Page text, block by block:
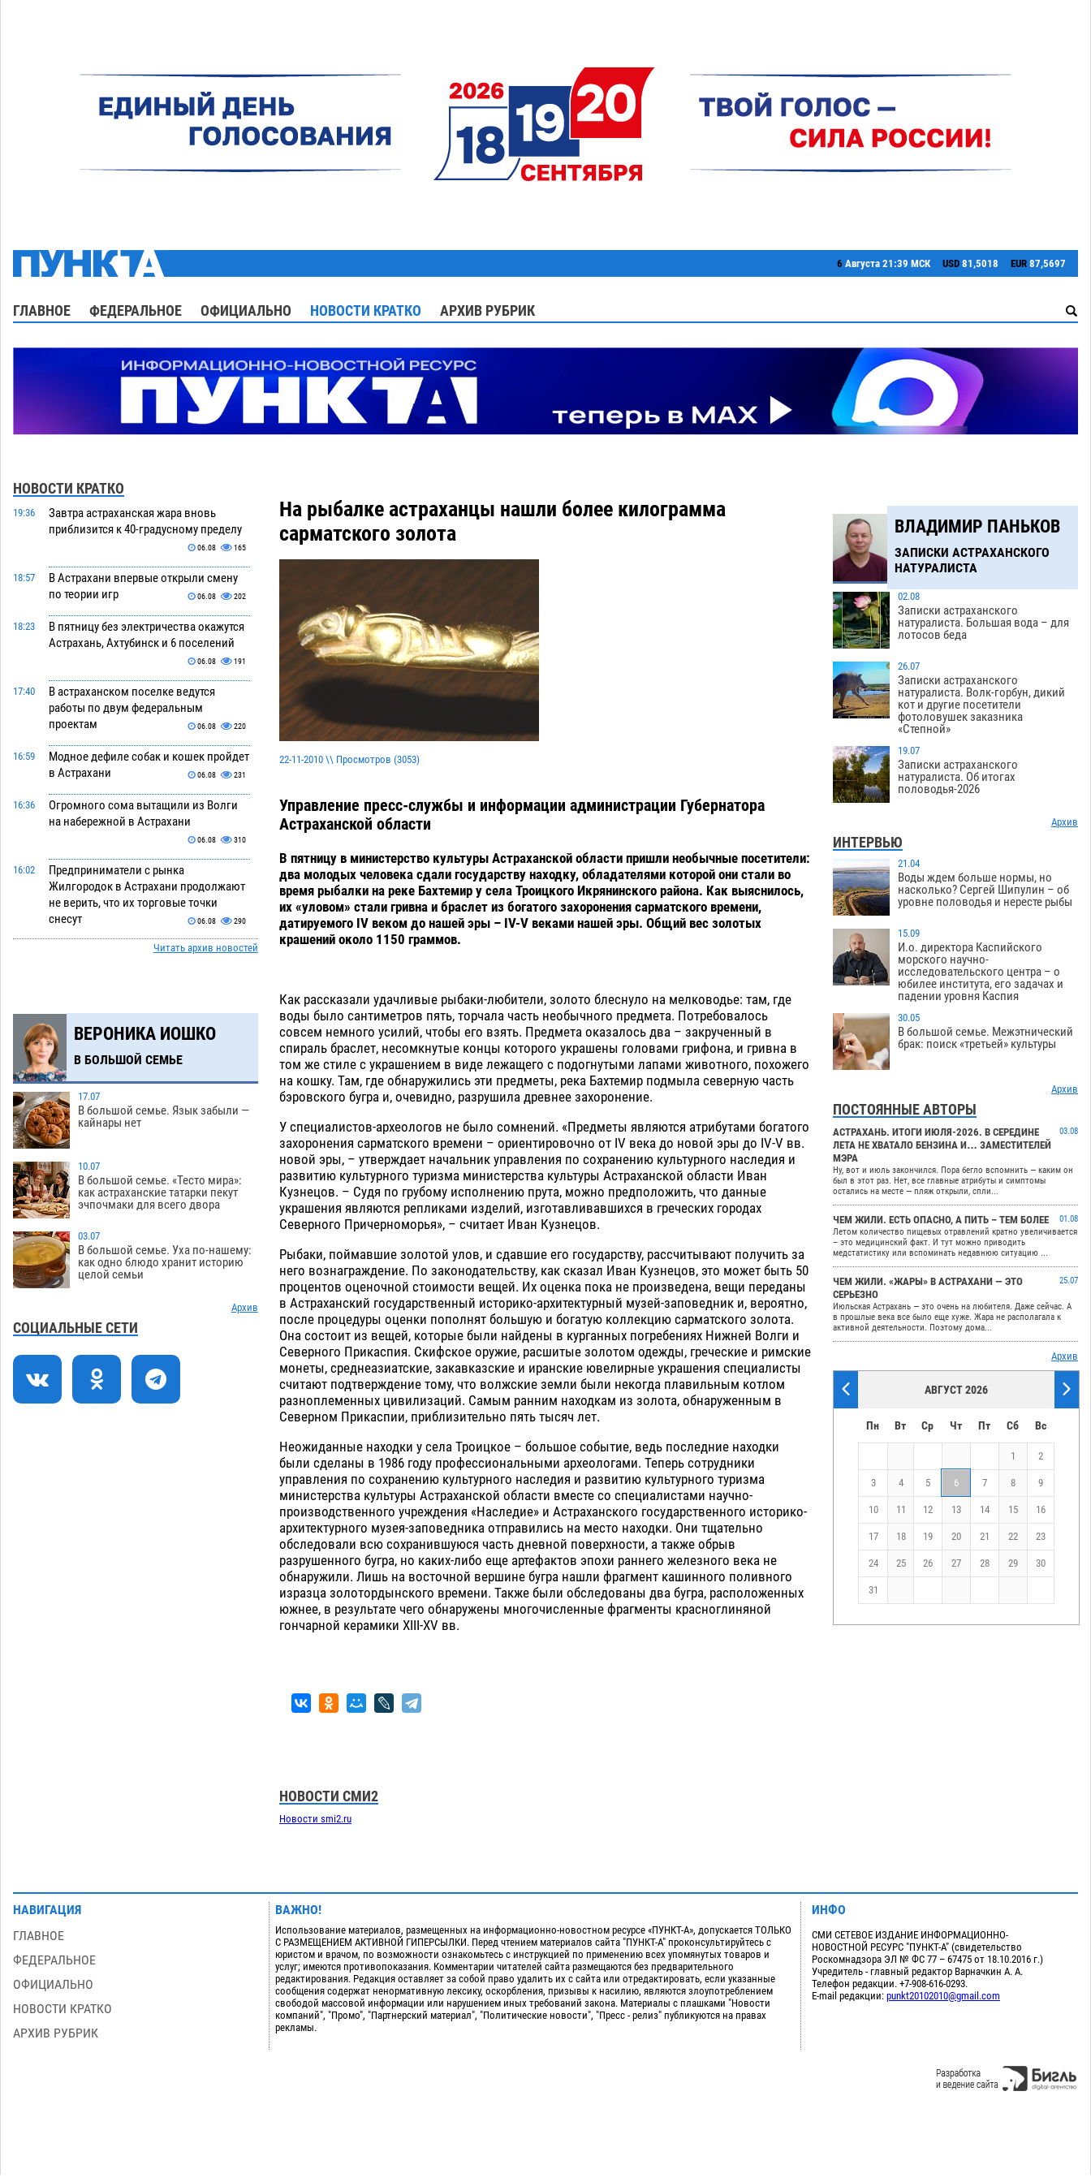
6 Августа 21:39 МСК USD 81,5018 EUR 87,5697
ГЛАВНОЕ ФЕДЕРАЛЬНОЕ ОФИЦИАЛЬНО НОВОСТИ КРАТКО АРХИВ РУБРИК
НОВОСТИ КРАТКО
19:36
Завтра астраханская жара вновь
приблизится к 40-градусному пределу
06.08 165
18:57
В Астрахани впервые открыли смену
по теории игр
06.08 202
18:23
В пятницу без электричества окажутся
Астрахань, Ахтубинск и 6 поселений
06.08 191
17:40
В астраханском поселке ведутся
работы по двум федеральным
проектам
06.08 220
16:59
Модное дефиле собак и кошек пройдет
в Астрахани
06.08 231
16:36
Огромного сома вытащили из Волги
на набережной в Астрахани
06.08 310
16:02
Предприниматели с рынка
Жилгородок в Астрахани продолжают
не верить, что их торговые точки
снесут
06.08 290
Ящерицу из астраханской пустыни
14:35
Буддийские святыни из Астрахани
выставили в музее Пушкина в Москве
13:50
Мэрия Астрахани переводит городские
зеленые зоны на автоматический
полив
06.08 226
13:13
Скончался второй ребенок после
пожара в Астрахани
12:49
Астраханские гандболисты с крупной
победы стартовали на Всероссийской
12:16
В астраханском селе невестка
изрешетила машину свекрови
11:45
Астраханские приставы выдворили 12
Шереметьево
11:08
Как астраханцы назвали своих детей в
июле
Читать архив новостей
ВЕРОНИКА ИОШКО
В БОЛЬШОЙ СЕМЬЕ
17.07
В большой семье. Язык забыли —
кайнары нет
10.07
В большой семье. «Тесто мира»:
как астраханские татарки пекут
эчпочмаки для всего двора
03.07
В большой семье. Уха по-нашему:
как одно блюдо хранит историю
целой семьи
Архив
СОЦИАЛЬНЫЕ СЕТИ
На рыбалке астраханцы нашли более килограмма
сарматского золота
22-11-2010 \\ Просмотров (3053)
Управление пресс-службы и информации администрации Губернатора
Астраханской области
В пятницу в министерство культуры Астраханской области пришли необычные посетители:
два молодых человека сдали государству находку, обладателями которой они стали во
время рыбалки на реке Бахтемир у села Троицкого Икрянинского района. Как выяснилось,
их «уловом» стали гривна и браслет из богатого захоронения сарматского времени,
датируемого IV веком до нашей эры – IV-V веками нашей эры. Общий вес золотых
крашений около 1150 граммов.
Как рассказали удачливые рыбаки-любители, золото блеснуло на мелководье: там, где
воды было сантиметров пять, торчала часть необычного предмета. Потребовалось
совсем немного усилий, чтобы его взять. Предмета оказалось два – закрученный в
спираль браслет, несомкнутые концы которого украшены головами грифона, и гривна в
том же стиле с украшением в виде лежащего с подогнутыми лапами животного, похожего
на кошку. Там, где обнаружились эти предметы, река Бахтемир подмыла северную часть
бэровского бугра и, очевидно, разрушила древнее захоронение.
У специалистов-археологов не было сомнений. «Предметы являются атрибутами богатого
захоронения сарматского времени – ориентировочно от IV века до новой эры до IV-V вв.
новой эры, – утверждает начальник управления по сохранению культурного наследия и
развитию культурного туризма министерства культуры Астраханской области Иван
Кузнецов. – Судя по грубому исполнению прута, можно предположить, что данные
украшения являются репликами изделий, изготавливавшихся в греческих городах
Северного Причерноморья», – считает Иван Кузнецов.
Рыбаки, поймавшие золотой улов, и сдавшие его государству, рассчитывают получить за
него вознаграждение. По законодательству, как сказал Иван Кузнецов, это может быть 50
процентов оценочной стоимости вещей. Их оценка пока не произведена, вещи переданы
в Астраханский государственный историко-архитектурный музей-заповедник и, вероятно,
после процедуры оценки пополнят большую и богатую коллекцию сарматского золота.
Она состоит из вещей, которые были найдены в курганных погребениях Нижней Волги и
Северного Прикаспия. Скифское оружие, расшитые золотом одежды, греческие и римские
монеты, среднеазиатские, закавказские и иранские ювелирные украшения специалисты
считают подтверждение тому, что волжские земли были некогда плавильным котлом
разноплеменных цивилизаций. Самым ранним находкам из золота, обнаруженным в
Северном Прикаспии, приблизительно пять тысяч лет.
Неожиданные находки у села Троицкое – большое событие, ведь последние находки
были сделаны в 1986 году профессиональными археологами. Теперь сотрудники
управления по сохранению культурного наследия и развитию культурного туризма
министерства культуры Астраханской области вместе со специалистами научно-
производственного учреждения «Наследие» и Астраханского государственного историко-
архитектурного музея-заповедника отправились на место находки. Они тщательно
обследовали всю сохранившуюся часть дневной поверхности, а также обрыв
разрушенного бугра, но каких-либо еще артефактов эпохи раннего железного века не
обнаружили. Лишь на восточной вершине бугра нашли фрагмент кашинного поливного
изразца золотордынского времени. Также были обследованы два бугра, расположенных
южнее, в результате чего обнаружены многочисленные фрагменты красноглиняной
гончарной керамики XIII-XV вв.
НОВОСТИ СМИ2
Новости smi2.ru
ВЛАДИМИР ПАНЬКОВ
ЗАПИСКИ АСТРАХАНСКОГО
НАТУРАЛИСТА
02.08
Записки астраханского
натуралиста. Большая вода – для
лотосов беда
26.07
Записки астраханского
натуралиста. Волк-горбун, дикий
кот и другие посетители
фотоловушек заказника
«Степной»
19.07
Записки астраханского
натуралиста. Об итогах
половодья-2026
Архив
ИНТЕРВЬЮ
21.04
Воды ждем больше нормы, но
насколько? Сергей Шипулин – об
уровне половодья и нересте рыбы
15.09
И.о. директора Каспийского
морского научно-
исследовательского центра – о
юбилее института, его задачах и
падении уровня Каспия
30.05
В большой семье. Межэтнический
брак: поиск «третьей» культуры
Архив
ПОСТОЯННЫЕ АВТОРЫ
АСТРАХАНЬ. ИТОГИ ИЮЛЯ-2026. В СЕРЕДИНЕ
ЛЕТА НЕ ХВАТАЛО БЕНЗИНА И… ЗАМЕСТИТЕЛЕЙ
МЭРА
03.08
Ну, вот и июль закончился. Пора бегло вспомнить — каким он
был в этот раз. Нет, все главные атрибуты и симптомы
остались на месте — пляж открыли, спли...
ЧЕМ ЖИЛИ. ЕСТЬ ОПАСНО, А ПИТЬ – ТЕМ БОЛЕЕ
01.08
Летом количество пищевых отравлений кратно увеличивается
– это медицинский факт. И тут можно приводить
медстатистику или вспоминать недавнюю ситуацию ...
ЧЕМ ЖИЛИ. «ЖАРЫ» В АСТРАХАНИ — ЭТО
СЕРЬЕЗНО
25.07
Июльская Астрахань — это очень на любителя. Даже сейчас. А
в прошлые века все было еще хуже. Жара не располагала к
активной деятельности. Поэтому дома...
Архив
АВГУСТ 2026
Пн Вт Ср Чт Пт Сб Вс
1 2
3 4 5 6 7 8 9
10 11 12 13 14 15 16
17 18 19 20 21 22 23
24 25 26 27 28 29 30
31
НАВИГАЦИЯ
ГЛАВНОЕ
ФЕДЕРАЛЬНОЕ
ОФИЦИАЛЬНО
НОВОСТИ КРАТКО
АРХИВ РУБРИК
ВАЖНО!
Использование материалов, размещенных на информационно-новостном ресурсе «ПУНКТ-А», допускается ТОЛЬКО
С РАЗМЕЩЕНИЕМ АКТИВНОЙ ГИПЕРСЫЛКИ. Перед чтением материалов сайта "ПУНКТ-А" проконсультируйтесь с
юристом и врачом, по возможности ознакомьтесь с инструкцией по применению всех упомянутых товаров и
услуг; имеются противопоказания. Комментарии читателей сайта размещаются без предварительного
редактирования. Редакция оставляет за собой право удалить их с сайта или отредактировать, если указанные
сообщения содержат ненормативную лексику, оскорбления, призывы к насилию, являются злоупотреблением
свободой массовой информации или нарушением иных требований закона. Материалы с плашками "Новости
компаний", "Промо", "Партнерский материал", "Политические новости", "Пресс - релиз" публикуются на правах
рекламы.
ИНФО
СМИ СЕТЕВОЕ ИЗДАНИЕ ИНФОРМАЦИОННО-
НОВОСТНОЙ РЕСУРС "ПУНКТ-А" (свидетельство
Роскомнадзора ЭЛ № ФС 77 – 67475 от 18.10.2016 г.)
Учредитель - главный редактор Варначкин А. А.
Телефон редакции. +7-908-616-0293.
E-mail редакции: punkt20102010@gmail.com